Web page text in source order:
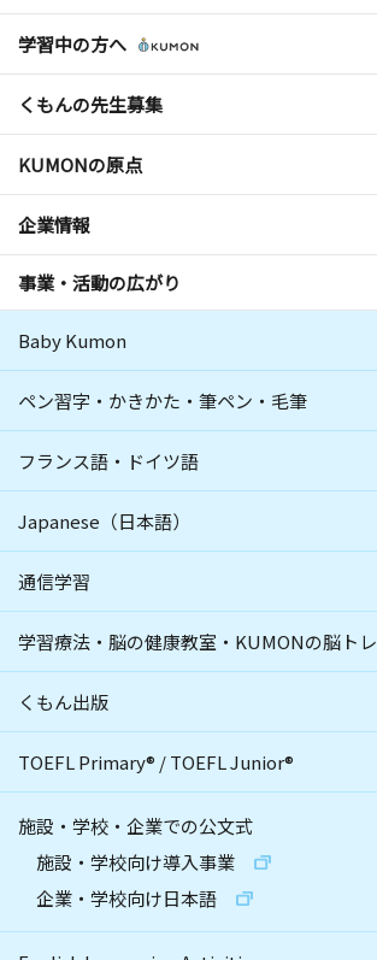
学習中の方へ
くもんの先生募集
KUMONの原点
企業情報
事業・活動の広がり
Baby Kumon
ペン習字・かきかた・筆ペン・毛筆
フランス語・ドイツ語
Japanese（日本語）
通信学習
学習療法・脳の健康教室・KUMONの脳トレ
くもん出版
TOEFL Primary® /TOEFL Junior®
施設・学校・企業での公文式
施設・学校向け導入事業
企業・学校向け日本語